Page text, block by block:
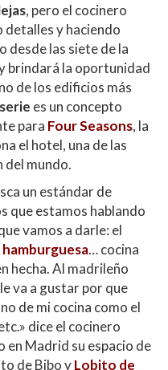
, pero el cocinero
detalles y haciendo
desde las siete de la
brindará la oportunidad
de los edificios más
es un concepto
para Four Seasons, la
el hotel, una de las
del mundo.
un estándar de
que estamos hablando
vamos a darle: el
hamburguesa… cocina
hecha. Al madrileño
va a gustar por que
de mi cocina como el
dice el cocinero
en Madrid su espacio de
de Bibo yLobito de